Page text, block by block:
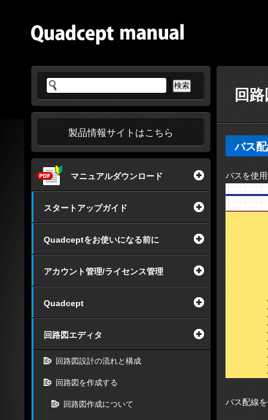
製品情報サイトはこちら
マニュアルダウンロード
スタートアップガイド
Quadceptをお使いになる前に
アカウント管理/ライセンス管理
Quadcept
回路図エディタ
回路図設計の流れと構成
回路図を作成する
回路図作成について
回
バス
バスを使
バス配線